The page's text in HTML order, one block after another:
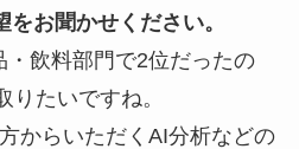
お聞かせください。
・飲料部門で2位だったの
りたいですね。
からいただくAI分析などの